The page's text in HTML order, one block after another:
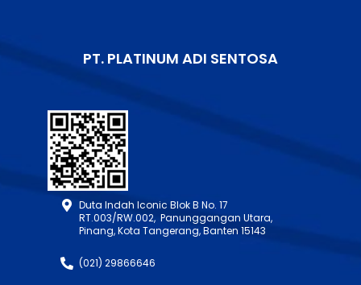
PT. PLATINUM ADI SENTOSA
Duta Indah Iconic Blok B No. 17
RT.003/RW.002, Panunggangan Utara,
Pinang, Kota Tangerang, Banten 15143
(021) 29866646